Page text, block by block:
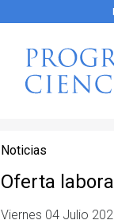
Noticias
Oferta
Viernes 04 Julio